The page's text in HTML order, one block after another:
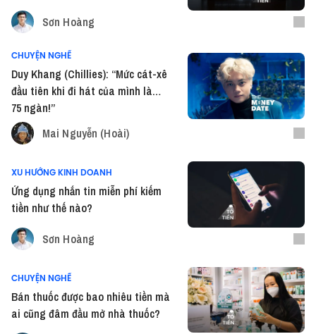
Sơn Hoàng
CHUYỆN NGHỀ
Duy Khang (Chillies): “Mức cát-xê
đầu tiên khi đi hát của mình là…
75 ngàn!”
Mai Nguyễn (Hoài)
XU HƯỚNG KINH DOANH
Ứng dụng nhắn tin miễn phí kiếm
tiền như thế nào?
Sơn Hoàng
CHUYỆN NGHỀ
Bán thuốc được bao nhiêu tiền mà
ai cũng đâm đầu mở nhà thuốc?